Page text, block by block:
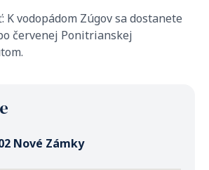
K vodopádom Zúgov sa dostanete
červenej Ponitrianskej
Nové Zámky